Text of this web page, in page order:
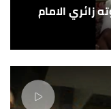
زائري الامام